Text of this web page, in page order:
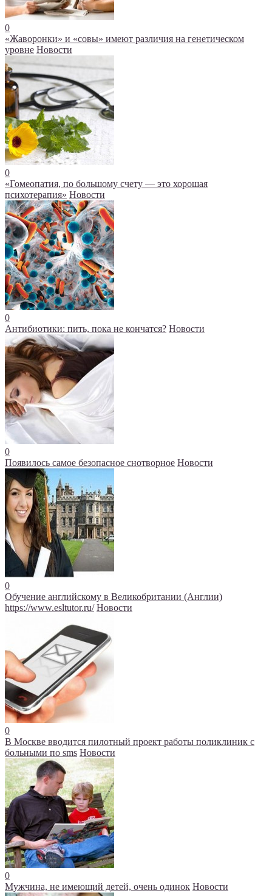
0
«Жаворонки» и «совы» имеют различия на генетическом
уровне Новости
0
«Гомеопатия, по большому счету — это хорошая
психотерапия» Новости
0
Антибиотики: пить, пока не кончатся? Новости
0
Появилось самое безопасное снотворное Новости
0
Обучение английскому в Великобритании (Англии)
https://www.esltutor.ru/ Новости
0
В Москве вводится пилотный проект работы поликлиник с
больными по sms Новости
0
Мужчина, не имеющий детей, очень одинок Новости